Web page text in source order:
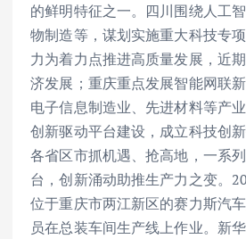
的鲜明特征之一。四川围绕人工
物制造等，谋划实施重大科技专
力为着力点推进高质量发展，近
济发展；重庆重点发展智能网联
电子信息制造业、先进材料等产
创新驱动平台建设，成立科技创
各省区市抓机遇、抢高地，一系
台，创新涌动助推生产力之变。
位于重庆市两江新区的赛力斯汽
员在总装车间生产线上作业。新